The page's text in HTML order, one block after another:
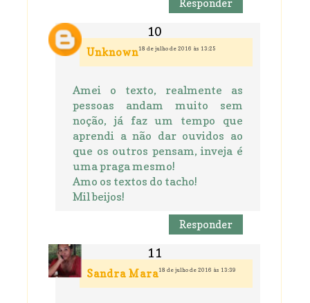
Responder
Unknown18 de julho de 2016 às 13:25
Amei o texto, realmente as
pessoas andam muito sem
noção, já faz um tempo que
aprendi a não dar ouvidos ao
que os outros pensam, inveja é
uma praga mesmo!
Amo os textos do tacho!
Mil beijos!
Responder
Sandra Mara18 de julho de 2016 às 13:39